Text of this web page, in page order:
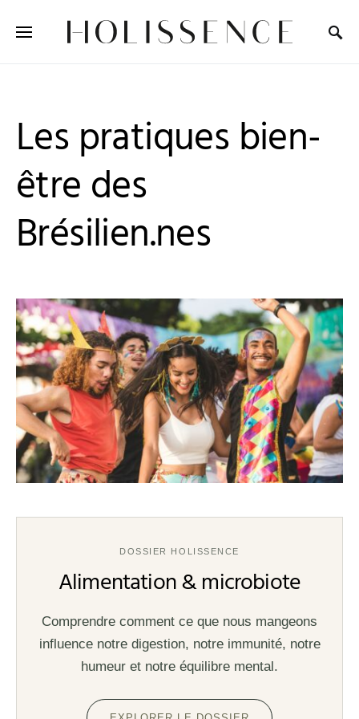
Les pratiques bien-
être des
Brésilien.nes
DOSSIER HOLISSENCE
Alimentation & microbiote
Comprendre comment ce que nous mangeons
influence notre digestion, notre immunité, notre
humeur et notre équilibre mental.